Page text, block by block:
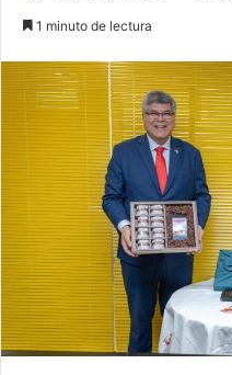
1 minuto de lectura